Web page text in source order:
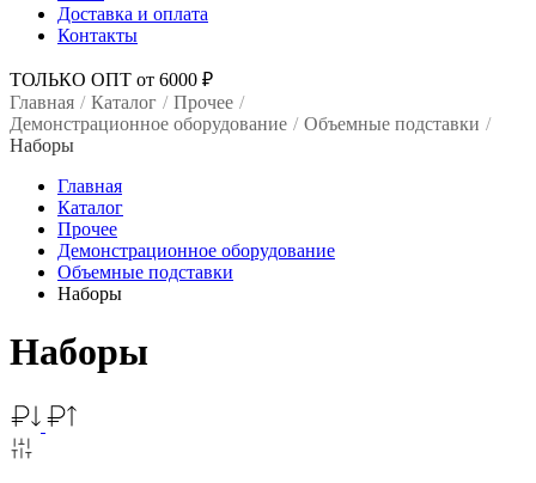
Доставка и оплата
Контакты
ТОЛЬКО ОПТ от 6000 ₽
Главная / Каталог / Прочее /
Демонстрационное оборудование / Объемные подставки /
Наборы
Главная
Каталог
Прочее
Демонстрационное оборудование
Объемные подставки
Наборы
Наборы